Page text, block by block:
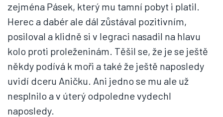
zejména Pásek, který mu tamní pobyt i platil.
Herec a dabér ale dál zůstával pozitivním,
posiloval a klidně si v legraci nasadil na hlavu
kolo proti proleženinám. Těšil se, že je se ještě
někdy podívá k moři a také že ještě naposledy
uvidí dceru Aničku. Ani jedno se mu ale už
nesplnilo a v úterý odpoledne vydechl
naposledy.